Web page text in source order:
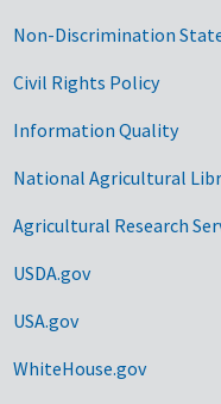
Non-Discrimination
Civil Rights Policy
Information Quality
National Agricultural
Agricultural Research
USDA.gov
USA.gov
WhiteHouse.gov